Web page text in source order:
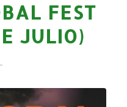
FEST
JULIO)